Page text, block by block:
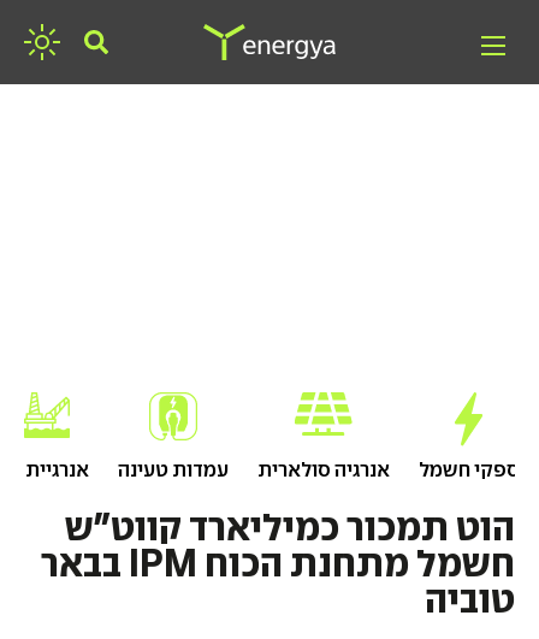
ספקי חשמל אנרגיה סולארית עמדות טעינה אנרגיית גז
הוט תמכור כמיליארד קווט"ש
חשמל מתחנת הכוח IPM בבאר
טוביה